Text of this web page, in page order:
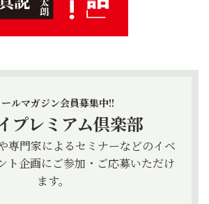
ルマガジン会員募集中!!
プレミアム倶楽部
専門家によるセミナーなどのイベ
ト企画にご参加・ご応募いただけ
ます。